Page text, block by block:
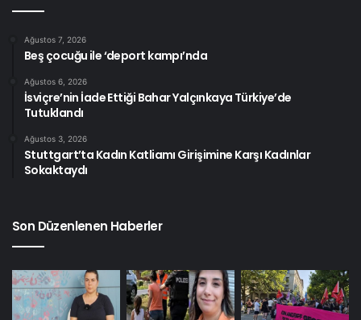
Ağustos 7, 2026
Beş çocuğu ile ‘deport kampı’nda
Ağustos 6, 2026
İsviçre’nin İade Ettiği Bahar Yalçınkaya Türkiye’de
Tutuklandı
Ağustos 3, 2026
Stuttgart’ta Kadın Katliamı Girişimine Karşı Kadınlar
Sokaktaydı
Son Düzenlenen Haberler